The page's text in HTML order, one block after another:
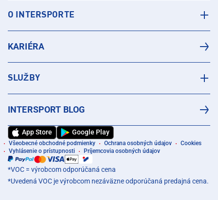
O INTERSPORTE
KARIÉRA
SLUŽBY
INTERSPORT BLOG
App Store Google Play
Všeobecné obchodné podmienky Ochrana osobných údajov
Cookies
Vyhlásenie o prístupnosti
Príjemcovia osobných údajov
*VOC = výrobcom odporúčaná cena
*Uvedená VOC je výrobcom nezáväzne odporúčaná predajná cena.